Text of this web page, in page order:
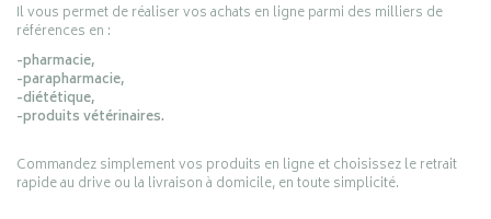
Il vous permet de réaliser vos achats en ligne parmi des milliers de
références en :
-pharmacie,
-parapharmacie,
-diététique,
-produits vétérinaires.
Commandez simplement vos produits en ligne et choisissez le retrait
rapide au drive ou la livraison à domicile, en toute simplicité.